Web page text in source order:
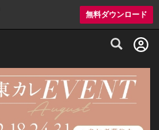
無料ダウンロード
グルメ情報・プレミアムレストラン予約